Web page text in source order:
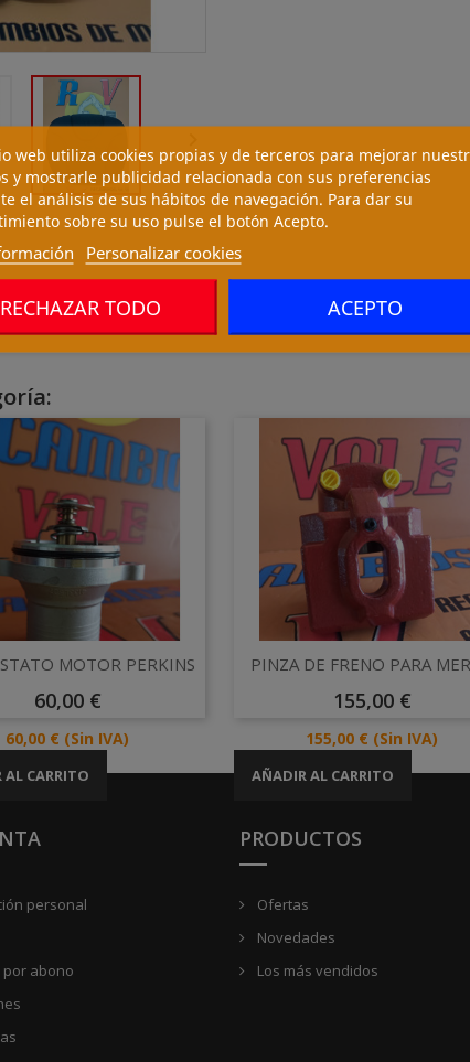
Vista rápida
MOTOR PERKINS
Precio
60,00 €
Precio
60,00 € (Sin IVA)
CARRITO
Vista rápida
PINZA DE FRENO PARA
Precio
155,00 €
Precio
155,00 € (Sin IVA)
AÑADIR AL CARRITO
personal
por abono
PRODUCTOS
Ofertas
Novedades
Los más vendidos
web utiliza cookies propias y de terceros para mejorar
y mostrarle publicidad relacionada con sus preferencias
el análisis de sus hábitos de navegación. Para dar su
sobre su uso pulse el botón Acepto.
Personalizar cookies
RECHAZAR TODO ACEPTO